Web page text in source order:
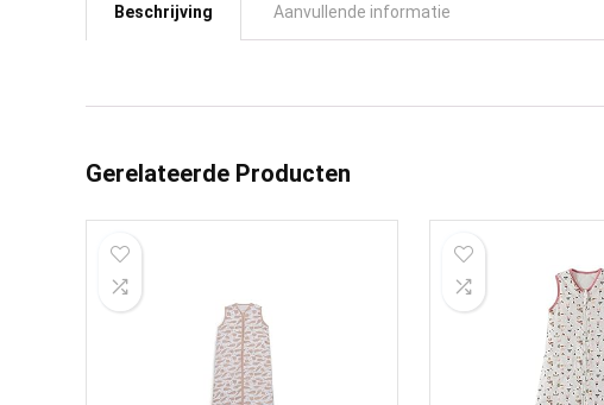
Beschrijving Aanvullende informatie
Gerelateerde Producten